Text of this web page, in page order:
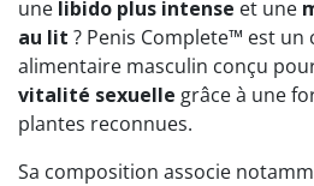
une libido plus intense et une
au lit ? Penis Complete™ est
alimentaire masculin conçu
vitalité sexuelle grâce à une
plantes reconnues.
Sa composition associe